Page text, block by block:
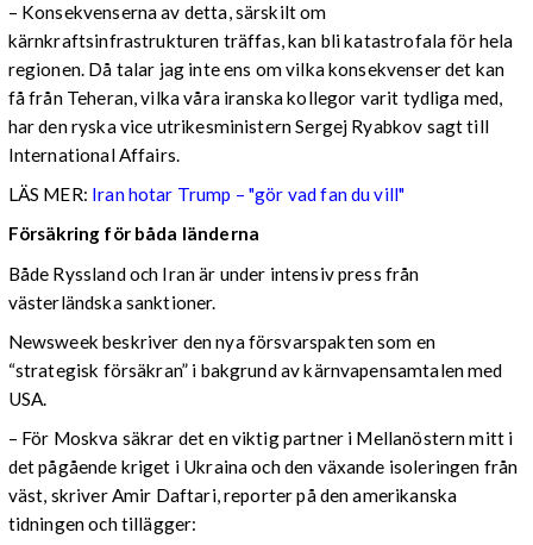
– Konsekvenserna av detta, särskilt om
kärnkraftsinfrastrukturen träffas, kan bli katastrofala för hela
regionen. Då talar jag inte ens om vilka konsekvenser det kan
få från Teheran, vilka våra iranska kollegor varit tydliga med,
har den ryska vice utrikesministern Sergej Ryabkov sagt till
International Affairs.
LÄS MER: Iran hotar Trump – "gör vad fan du vill"
Försäkring för båda länderna
Både Ryssland och Iran är under intensiv press från
västerländska sanktioner.
Newsweek beskriver den nya försvarspakten som en
“strategisk försäkran” i bakgrund av kärnvapensamtalen med
USA.
– För Moskva säkrar det en viktig partner i Mellanöstern mitt i
det pågående kriget i Ukraina och den växande isoleringen från
väst, skriver Amir Daftari, reporter på den amerikanska
tidningen och tillägger: